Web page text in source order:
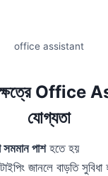
office assistant
ক্ষেত্রে
যোগ্যতা
পাশহতে হয়
জানলে বাড়তি সুবিধা